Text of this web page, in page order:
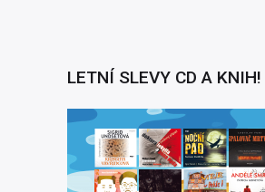
LETNÍ SLEVY CD A KNIH!